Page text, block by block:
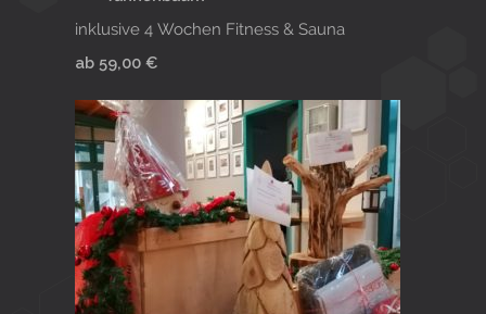
inklusive 4 Wochen Fitness & Sauna
ab 59,00 €